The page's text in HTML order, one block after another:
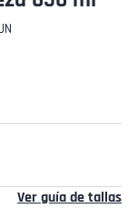
Ver guía de tallas